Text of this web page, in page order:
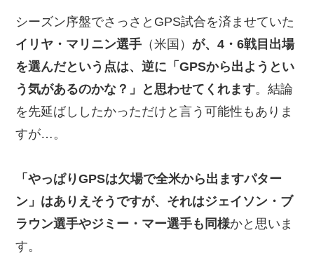
シーズン序盤でさっさとGPS試合を済ませていた
イリヤ・マリニン選手 （米国） が、4・6戦目出場
を選んだという点は、逆に「GPSから出ようとい
う気があるのかな？」と思わせてくれます。結論
を先延ばししたかっただけと言う可能性もありま
すが…。
「やっぱりGPSは欠場で全米から出ますパター
ン」はありえそうですが、それはジェイソン・ブ
ラウン選手やジミー・マー選手も同様かと思いま
す。